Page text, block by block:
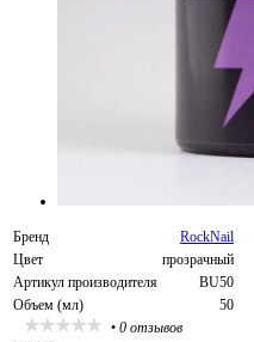
Бренд
RockNail
Цвет
прозрачный
Артикул производителя
BU50
Объем (мл)
50
• 0 отзывов